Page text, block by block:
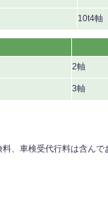
10t4軸
2軸
3軸
、車検受代行料は含んで